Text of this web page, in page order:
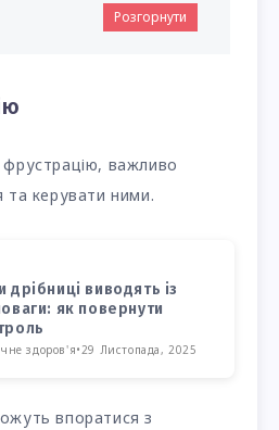
Розгорнути
важливо
та керувати ними.
дрібниці виводять із
як повернути
здоров'я•29 Листопада, 2025
впоратися з